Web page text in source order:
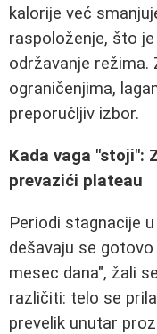
kalorije već
raspoloženje, što
održavanje režima.
ograničenjima,
preporučljiv izbor.
Kada vaga "stoji":
prevazići plateau
Periodi stagnacije
dešavaju se
mesec dana", žali
različiti: telo se
prevelik unutar